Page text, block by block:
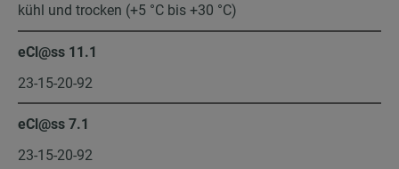
kühl und trocken (+5 °C bis +30 °C)
eCl@ss 11.1
23-15-20-92
eCl@ss 7.1
23-15-20-92